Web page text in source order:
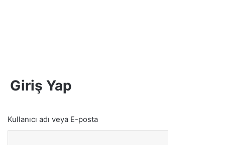
Giriş Yap
Kullanıcı adı veya E-posta